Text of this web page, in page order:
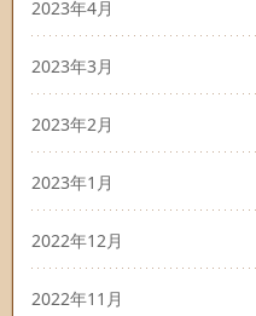
2023年4月
2023年3月
2023年2月
2023年1月
2022年12月
2022年11月